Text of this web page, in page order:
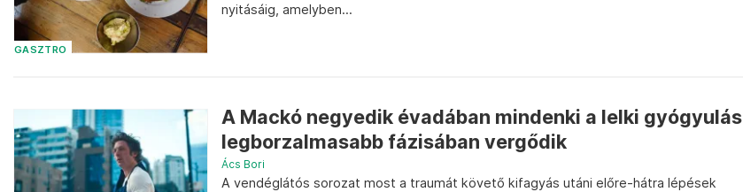
GASZTRO
nyitásáig, amelyben...
A Mackó negyedik évadában mindenki a lelki gyógyulás
legborzalmasabb fázisában vergődik
Ács Bori
A vendéglátós sorozat most a traumát követő kifagyás utáni előre-hátra lépések